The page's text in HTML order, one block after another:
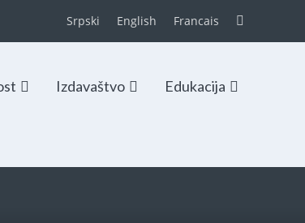
Srpski English Francais
Izdavaštvo Edukacija